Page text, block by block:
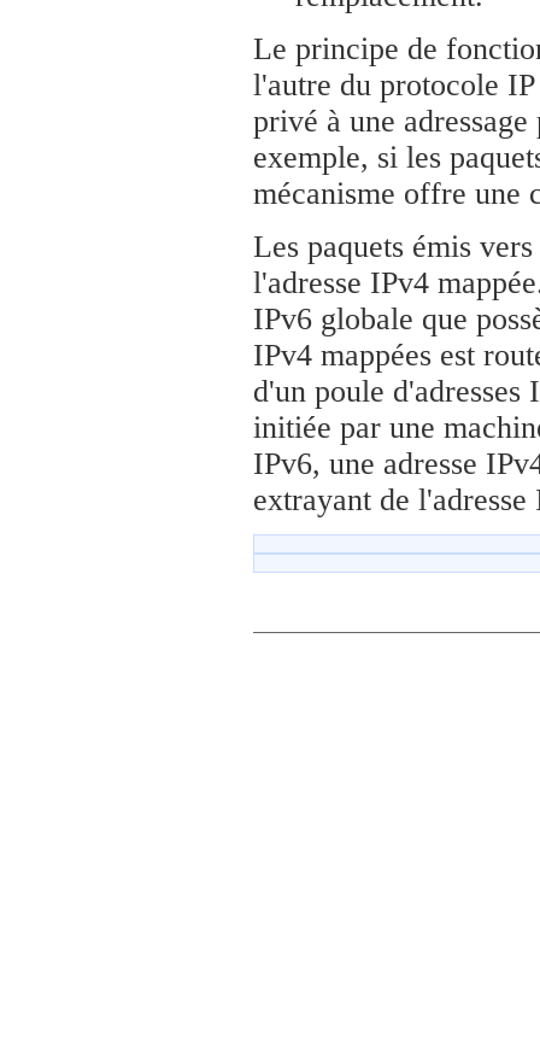
Le principe de
l'autre du protocole IP
privé à une
exemple, si les
mécanisme offre une
Les paquets émis
l'adresse IPv4
IPv6 globale que
IPv4 mappées est
d'un poule
initiée par une
IPv6, une adresse
extrayant de